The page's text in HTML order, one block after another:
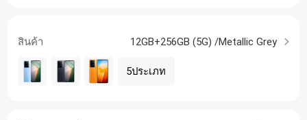
สินค้า 12GB+256GB (5G) /Metallic Grey
5ประเภท